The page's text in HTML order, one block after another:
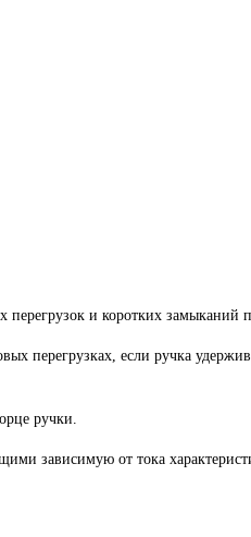
и коротких замыканий
перегрузках, если ручка
ручки.
зависимую от тока